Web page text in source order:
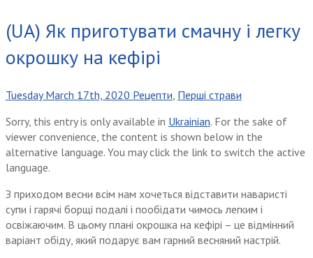
(UA) Як приготувати смачну і легку
окрошку на кефірі
Tuesday March 17th, 2020 Рецепти Перші страви
Sorry, this entry is only available in Ukrainian. For the sake of
viewer convenience, the content is shown below in the
alternative language. You may click the link to switch the active
language.
З приходом весни всім нам хочеться відставити наваристі
супи і гарячі борщі подалі і пообідати чимось легким і
освіжаючим. В цьому плані окрошка на кефірі – це відмінний
варіант обіду, який подарує вам гарний весняний настрій.